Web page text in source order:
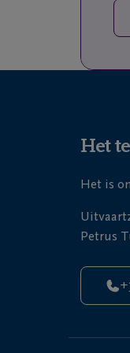
Het
Het is
Petrus